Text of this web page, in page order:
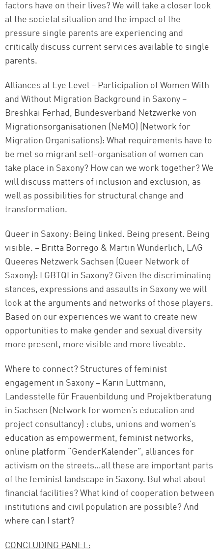
factors have on their lives? We will take a closer look
at the societal situation and the impact of the
pressure single parents are experiencing and
critically discuss current services available to single
parents.
Alliances at Eye Level – Participation of Women With
and Without Migration Background in Saxony –
Breshkai Ferhad, Bundesverband Netzwerke von
Migrationsorganisationen (NeMO) (Network for
Migration Organisations): What requirements have to
be met so migrant self-organisation of women can
take place in Saxony? How can we work together? We
will discuss matters of inclusion and exclusion, as
well as possibilities for structural change and
transformation.
Queer in Saxony: Being linked. Being present. Being
visible. – Britta Borrego & Martin Wunderlich, LAG
Queeres Netzwerk Sachsen (Queer Network of
Saxony): LGBTQI in Saxony? Given the discriminating
stances, expressions and assaults in Saxony we will
look at the arguments and networks of those players.
Based on our experiences we want to create new
opportunities to make gender and sexual diversity
more present, more visible and more liveable.
Where to connect? Structures of feminist
engagement in Saxony – Karin Luttmann,
Landesstelle für Frauenbildung und Projektberatung
in Sachsen (Network for women’s education and
project consultancy) : clubs, unions and women’s
education as empowerment, feminist networks,
online platform “GenderKalender”, alliances for
activism on the streets…all these are important parts
of the feminist landscape in Saxony. But what about
financial facilities? What kind of cooperation between
institutions and civil population are possible? And
where can I start?
CONCLUDING PANEL: